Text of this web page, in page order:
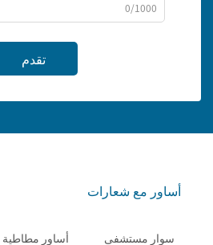
0/1000
تقدم
أساور مع شعارات
سوار مستشفى أساور مطاطية